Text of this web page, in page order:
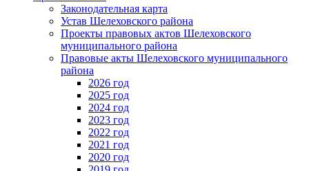
Законодательная карта
Устав Шелеховского района
Проекты правовых актов Шелеховского
муниципального района
Правовые акты Шелеховского муниципального
района
2026 год
2025 год
2024 год
2023 год
2022 год
2021 год
2020 год